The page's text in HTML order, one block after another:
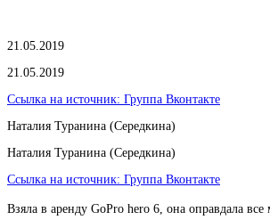
21.05.2019
21.05.2019
Ссылка на источник: Группа Вконтакте
Наталия Туранина (Середкина)
Наталия Туранина (Середкина)
Ссылка на источник: Группа Вконтакте
Взяла в аренду GoPro hero 6, она оправдала